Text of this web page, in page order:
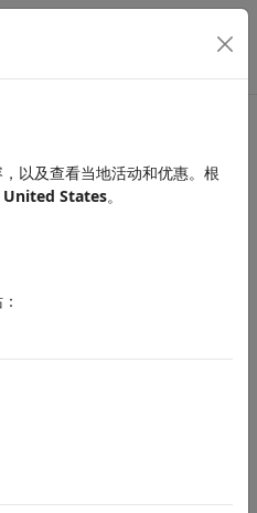
this information?
以及查看当地活动和优惠。根
United States。